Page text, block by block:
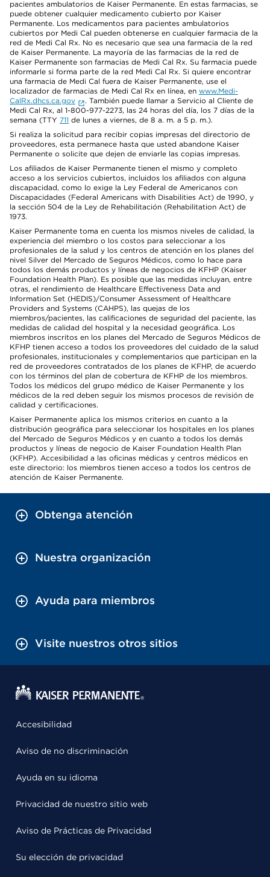
pacientes ambulatorios de Kaiser Permanente. En estas farmacias, se
puede obtener cualquier medicamento cubierto por Kaiser
Permanente. Los medicamentos para pacientes ambulatorios
cubiertos por Medi Cal pueden obtenerse en cualquier farmacia de la
red de Medi Cal Rx. No es necesario que sea una farmacia de la red
de Kaiser Permanente. La mayoría de las farmacias de la red de
Kaiser Permanente son farmacias de Medi Cal Rx. Su farmacia puede
informarle si forma parte de la red Medi Cal Rx. Si quiere encontrar
una farmacia de Medi Cal fuera de Kaiser Permanente, use el
localizador de farmacias de Medi Cal Rx en línea, en www.Medi-
CalRx.dhcs.ca.gov
. También puede llamar a Servicio al Cliente de
Medi Cal Rx, al 1-800-977-2273, las 24 horas del día, los 7 días de la
semana (TTY 711 de lunes a viernes, de 8 a. m. a 5 p. m.).
Si realiza la solicitud para recibir copias impresas del directorio de
proveedores, esta permanece hasta que usted abandone Kaiser
Permanente o solicite que dejen de enviarle las copias impresas.
Los afiliados de Kaiser Permanente tienen el mismo y completo
acceso a los servicios cubiertos, incluidos los afiliados con alguna
discapacidad, como lo exige la Ley Federal de Americanos con
Discapacidades (Federal Americans with Disabilities Act) de 1990, y
la sección 504 de la Ley de Rehabilitación (Rehabilitation Act) de
1973.
Kaiser Permanente toma en cuenta los mismos niveles de calidad, la
experiencia del miembro o los costos para seleccionar a los
profesionales de la salud y los centros de atención en los planes del
nivel Silver del Mercado de Seguros Médicos, como lo hace para
todos los demás productos y líneas de negocios de KFHP (Kaiser
Foundation Health Plan). Es posible que las medidas incluyan, entre
otras, el rendimiento de Healthcare Effectiveness Data and
Information Set (HEDIS)/Consumer Assessment of Healthcare
Providers and Systems (CAHPS), las quejas de los
miembros/pacientes, las calificaciones de seguridad del paciente, las
medidas de calidad del hospital y la necesidad geográfica. Los
miembros inscritos en los planes del Mercado de Seguros Médicos de
KFHP tienen acceso a todos los proveedores del cuidado de la salud
profesionales, institucionales y complementarios que participan en la
red de proveedores contratados de los planes de KFHP, de acuerdo
con los términos del plan de cobertura de KFHP de los miembros.
Todos los médicos del grupo médico de Kaiser Permanente y los
médicos de la red deben seguir los mismos procesos de revisión de
calidad y certificaciones.
Kaiser Permanente aplica los mismos criterios en cuanto a la
distribución geográfica para seleccionar los hospitales en los planes
del Mercado de Seguros Médicos y en cuanto a todos los demás
productos y líneas de negocio de Kaiser Foundation Health Plan
(KFHP). Accesibilidad a las oficinas médicas y centros médicos en
este directorio: los miembros tienen acceso a todos los centros de
atención de Kaiser Permanente.
Obtenga atención
Nuestra organización
Ayuda para miembros
Visite nuestros otros sitios
Accesibilidad
Aviso de no discriminación
Ayuda en su idioma
Privacidad de nuestro sitio web
Aviso de Prácticas de Privacidad
Su elección de privacidad